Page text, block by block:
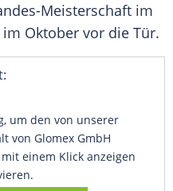
Meisterschaft im
Oktober vor die Tür.
um den von unserer
von Glomex GmbH
einem Klick anzeigen